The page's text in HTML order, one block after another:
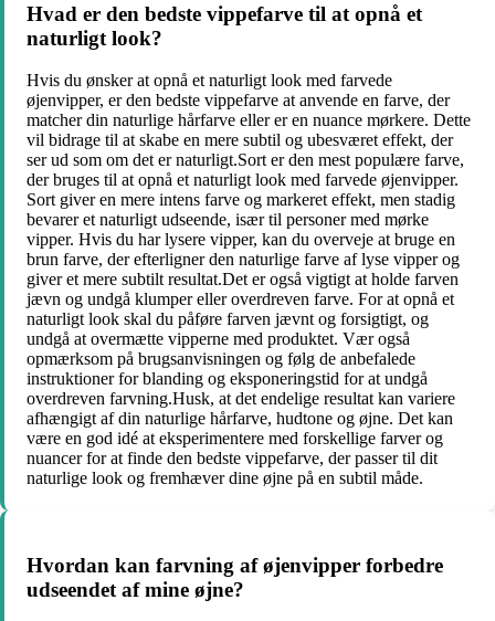
Hvad er den bedste vippefarve til at opnå et
naturligt look?
Hvis du ønsker at opnå et naturligt look med farvede
øjenvipper, er den bedste vippefarve at anvende en farve, der
matcher din naturlige hårfarve eller er en nuance mørkere. Dette
vil bidrage til at skabe en mere subtil og ubesværet effekt, der
ser ud som om det er naturligt.Sort er den mest populære farve,
der bruges til at opnå et naturligt look med farvede øjenvipper.
Sort giver en mere intens farve og markeret effekt, men stadig
bevarer et naturligt udseende, især til personer med mørke
vipper. Hvis du har lysere vipper, kan du overveje at bruge en
brun farve, der efterligner den naturlige farve af lyse vipper og
giver et mere subtilt resultat.Det er også vigtigt at holde farven
jævn og undgå klumper eller overdreven farve. For at opnå et
naturligt look skal du påføre farven jævnt og forsigtigt, og
undgå at overmætte vipperne med produktet. Vær også
opmærksom på brugsanvisningen og følg de anbefalede
instruktioner for blanding og eksponeringstid for at undgå
overdreven farvning.Husk, at det endelige resultat kan variere
afhængigt af din naturlige hårfarve, hudtone og øjne. Det kan
være en god idé at eksperimentere med forskellige farver og
nuancer for at finde den bedste vippefarve, der passer til dit
naturlige look og fremhæver dine øjne på en subtil måde.
Hvordan kan farvning af øjenvipper forbedre
udseendet af mine øjne?